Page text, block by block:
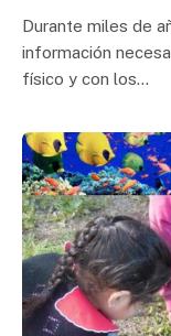
Durante miles de
información
físico y con los…